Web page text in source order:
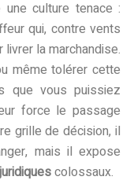
une culture tenace :
qui, contre vents
la marchandise.
même tolérer cette
que vous puissiez
force le passage
grille de décision, il
mais il expose
colossaux.